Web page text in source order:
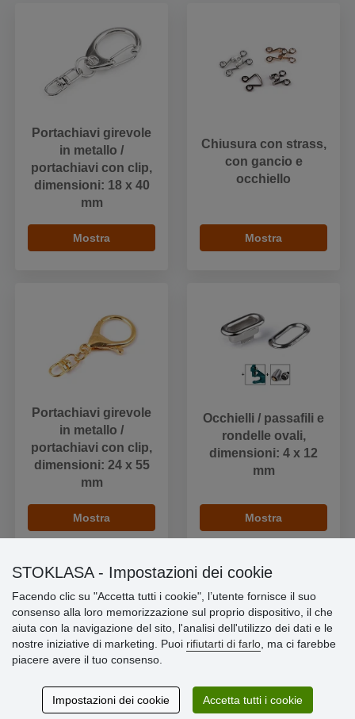
Portachiavi girevole
in metallo /
portachiavi con clip,
dimensioni: 18 x 40
mm
Mostra
Chiusura con strass,
con gancio e
occhiello
Mostra
Portachiavi girevole
in metallo /
portachiavi con clip,
dimensioni: 24 x 55
mm
Mostra
Occhielli / passafili e
rondelle ovali,
dimensioni: 4 x 12
mm
Mostra
Informazioni importanti
» Impostazioni dei cookie
» Termini & Condizioni
» Consegna e pagamento
» Garanzia e resi
STOKLASA - Impostazioni dei cookie
Facendo clic su "Accetta tutti i cookie", l’utente fornisce il suo
consenso alla loro memorizzazione sul proprio dispositivo, il che
aiuta con la navigazione del sito, l'analisi dell'utilizzo dei dati e le
nostre iniziative di marketing. Puoi rifiutarti di farlo , ma ci farebbe
piacere avere il tuo consenso.
Impostazioni dei cookie Accetta tutti i cookie